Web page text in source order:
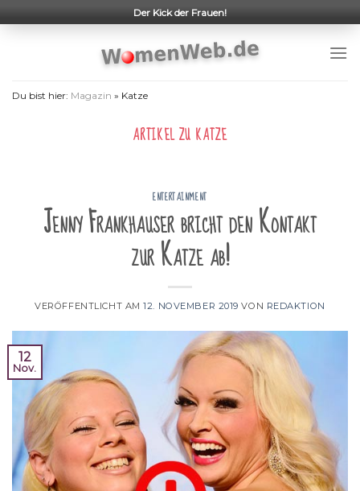
to
Der Kick der Frauen!
Du bist hier: Magazin » Katze
ARTIKEL ZU KATZE
ENTERTAINMENT
Jenny Frankhauser bricht den Kontakt
zur Katze ab!
VERÖFFENTLICHT AM12. NOVEMBER 2019 VON REDAKTION
12
Nov.